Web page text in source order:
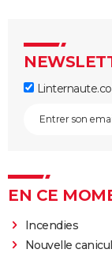
EN CE
Incendies
Nouvelle